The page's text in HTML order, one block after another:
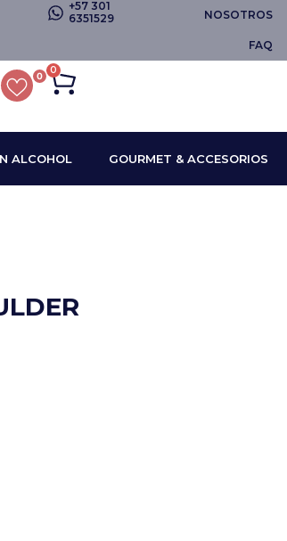
+57 301
6351529
NOSOTROS
FAQ
0 0
ALCOHOL GOURMET & ACCESORIOS